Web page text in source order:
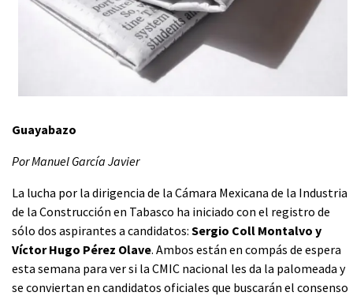
Guayabazo
Por Manuel García Javier
La lucha por la dirigencia de la Cámara Mexicana de la Industria
de la Construcción en Tabasco ha iniciado con el registro de
sólo dos aspirantes a candidatos: Sergio Coll Montalvo y
Víctor Hugo Pérez Olave. Ambos están en compás de espera
esta semana para ver si la CMIC nacional les da la palomeada y
se conviertan en candidatos oficiales que buscarán el consenso